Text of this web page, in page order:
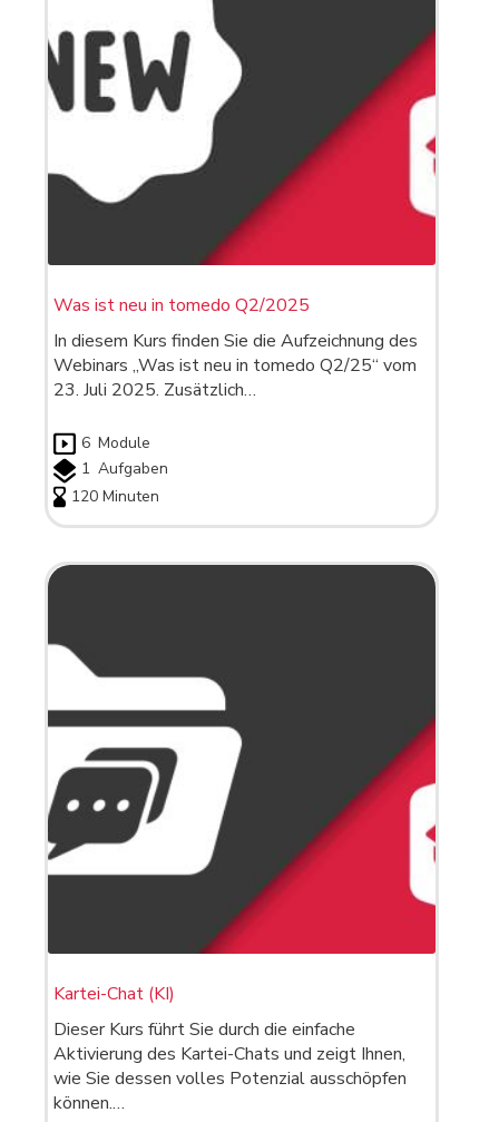
Was ist neu in tomedo Q2/2025
In diesem Kurs finden Sie die Aufzeichnung des
Webinars „Was ist neu in tomedo Q2/25“ vom
23. Juli 2025. Zusätzlich…
6 Module
1 Aufgaben
120 Minuten
Kartei-Chat (KI)
Dieser Kurs führt Sie durch die einfache
Aktivierung des Kartei-Chats und zeigt Ihnen,
wie Sie dessen volles Potenzial ausschöpfen
können.…